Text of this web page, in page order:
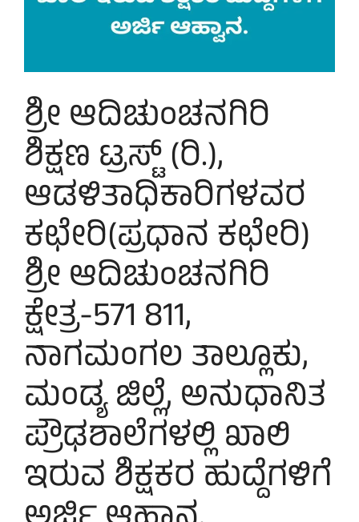
ಶ್ರೀ ಆದಿಚುಂಚನಗಿರಿ
ಶಿಕ್ಷಣ ಟ್ರಸ್ಟ್ (ರಿ.),
ಆಡಳಿತಾಧಿಕಾರಿಗಳವರ
ಕಛೇರಿ(ಪ್ರಧಾನ ಕಛೇರಿ)
ಶ್ರೀ ಆದಿಚುಂಚನಗಿರಿ
ಕ್ಷೇತ್ರ-571 811,
ನಾಗಮಂಗಲ ತಾಲ್ಲೂಕು,
ಮಂಡ್ಯ ಜಿಲ್ಲೆ, ಅನುಧಾನಿತ
ಪ್ರೌಢಶಾಲೆಗಳಲ್ಲಿ ಖಾಲಿ
ಇರುವ ಶಿಕ್ಷಕರ ಹುದ್ದೆಗಳಿಗೆ